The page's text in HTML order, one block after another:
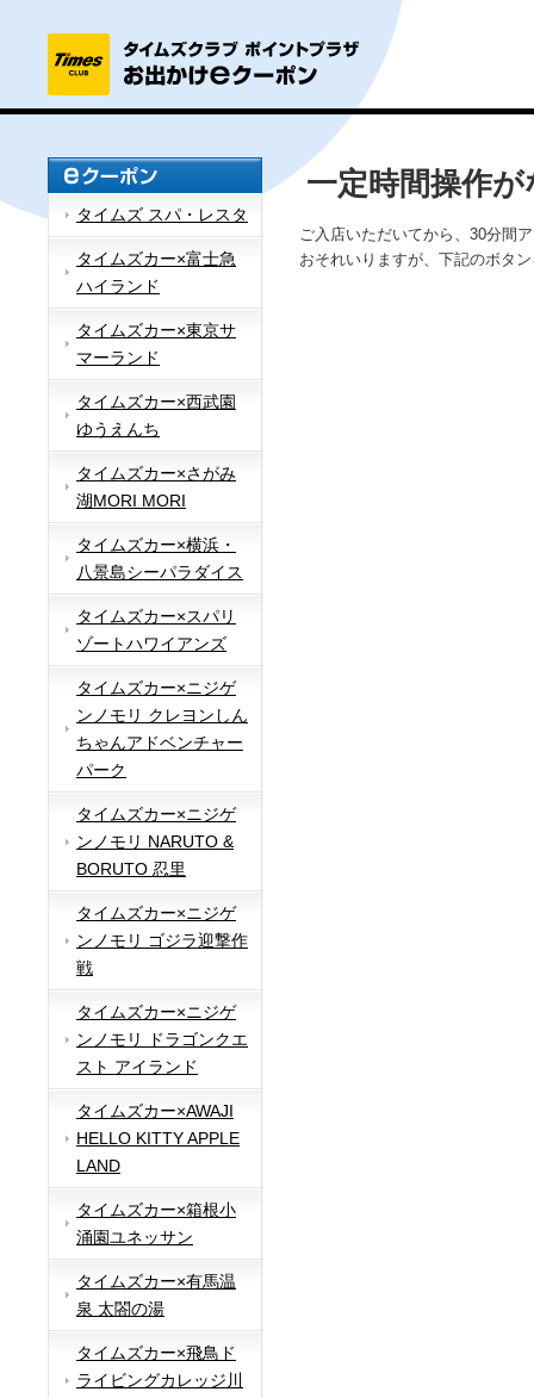
タイムズ スパ・レスタ
タイムズカー×富士急
ハイランド
タイムズカー×東京サ
マーランド
タイムズカー×西武園
ゆうえんち
タイムズカー×さがみ
湖MORI MORI
タイムズカー×横浜・
八景島シーパラダイス
タイムズカー×スパリ
ゾートハワイアンズ
タイムズカー×ニジゲ
ンノモリ クレヨンしん
ちゃんアドベンチャー
パーク
タイムズカー×ニジゲ
ンノモリ NARUTO &
BORUTO 忍里
タイムズカー×ニジゲ
ンノモリ ゴジラ迎撃作
戦
タイムズカー×ニジゲ
ンノモリ ドラゴンクエ
スト アイランド
タイムズカー×AWAJI
HELLO KITTY APPLE
LAND
タイムズカー×箱根小
涌園ユネッサン
タイムズカー×有馬温
泉 太閤の湯
タイムズカー×飛鳥ド
ライビングカレッジ川
一定時間操作
ご入店いただいてから、30分間
おそれいりますが、下記のボタ